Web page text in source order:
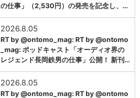
の仕事」（2,530円）の発売を記念し、…
2026.8.05
RT by @ontomo_mag: RT by @ontomo
_mag: ポッドキャスト「オーディオ界の
レジェンド長岡鉄男の仕事」公開！ 新刊…
2026.8.05
RT by @ontomo_mag: RT by @ontomo